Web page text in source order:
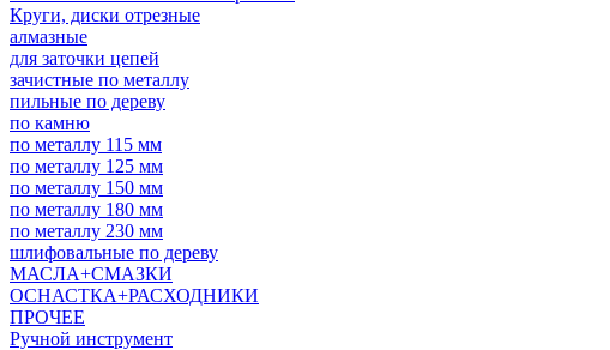
Круги, диски отрезные
алмазные
для заточки цепей
зачистные по металлу
пильные по дереву
по камню
по металлу 115 мм
по металлу 125 мм
по металлу 150 мм
по металлу 180 мм
по металлу 230 мм
шлифовальные по дереву
МАСЛА+СМАЗКИ
ОСНАСТКА+РАСХОДНИКИ
ПРОЧЕЕ
Ручной инструмент